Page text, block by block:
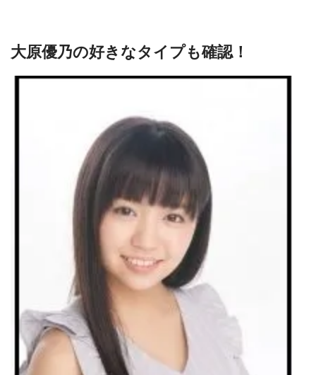
大原優乃の好きなタイプも確認！